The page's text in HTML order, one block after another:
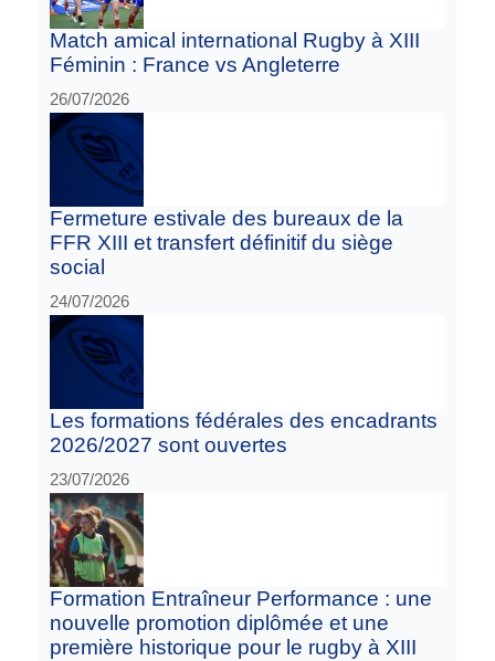
Match amical international Rugby à XIII
Féminin : France vs Angleterre
26/07/2026
Fermeture estivale des bureaux de la
FFR XIII et transfert définitif du siège
social
24/07/2026
Les formations fédérales des encadrants
2026/2027 sont ouvertes
23/07/2026
Formation Entraîneur Performance : une
nouvelle promotion diplômée et une
première historique pour le rugby à XIII